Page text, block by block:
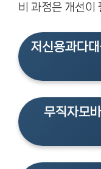
비 과정은 개선이
저신용과다
무직자모